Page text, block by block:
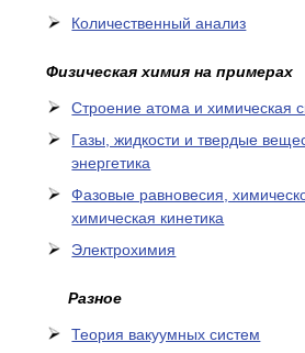
Количественный анализ
Физическая химия на примерах
Cтроение атома и химическая
Газы, жидкости и твердые
энергетика
Фазовые равновесия,
химическая кинетика
Электрохимия
Разное
Теория вакуумных систем